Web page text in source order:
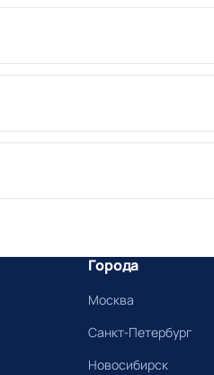
Города
Москва
Санкт-Петербург
Новосибирск